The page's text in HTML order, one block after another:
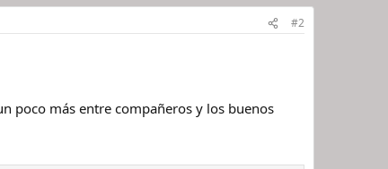
#2
poco más entre compañeros y los buenos